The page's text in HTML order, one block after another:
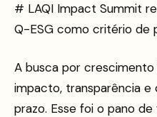
# LAQI Impact Summit
Q-ESG como critério de
A busca por
impacto, transparência e
prazo. Esse foi o pano